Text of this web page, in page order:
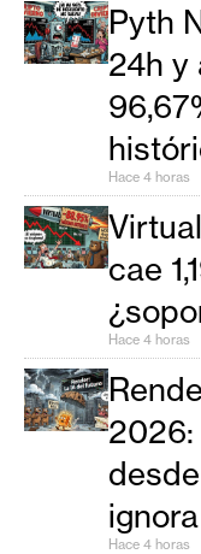
N
o
d
e
P
r
s
a
Pyth
24h y
Hace 4 horas
cae
Hace 4 horas
2026:
Hace 4 horas